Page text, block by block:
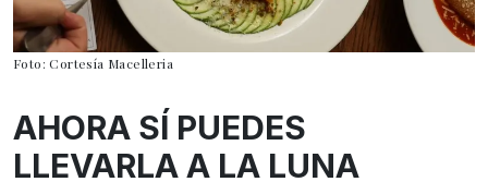
Foto: Cortesía Macelleria
AHORA SÍ PUEDES
LLEVARLA A LA LUNA